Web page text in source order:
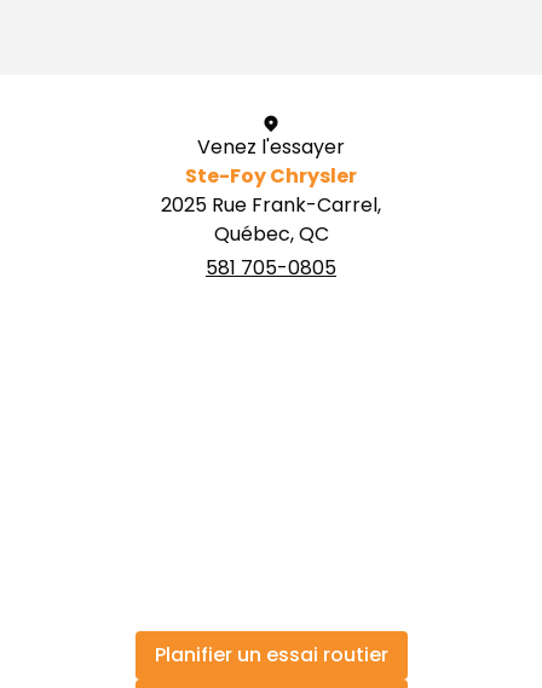
Venez l'essayer
Ste-Foy Chrysler
2025 Rue Frank-Carrel,
Québec, QC
581 705-0805
Planifier un essai routier